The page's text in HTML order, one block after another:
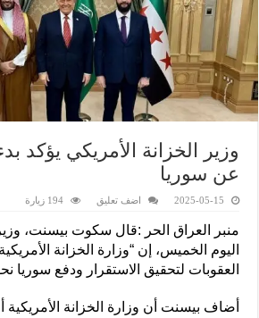
وزير الخزانة الأمريكي يؤكد
عن سوريا
2025-05-15 اضف تعليق 194 زيارة
منبر العراق الحر :قال سكوت بيسنت، وزير
اليوم الخميس، إن “وزارة الخزانة
العقوبات لتحقيق الاستقرار ودفع سوريا
أضاف بيسنت أن وزارة الخزانة